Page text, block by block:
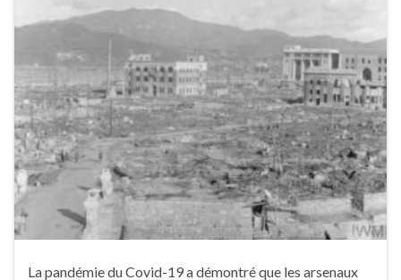
La pandémie du Covid-19 a démontré que les arsenaux